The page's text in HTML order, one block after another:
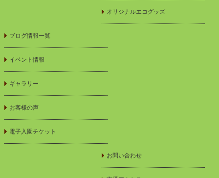
オリジナルエコグッズ
ブログ情報一覧
イベント情報
ギャラリー
お客様の声
電子入園チケット
お問い合わせ